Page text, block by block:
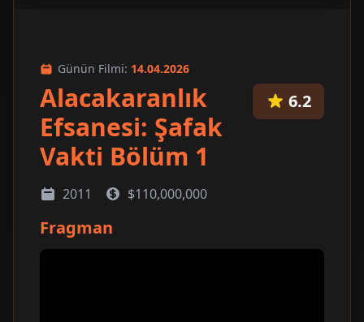
Günün Filmi: 14.04.2026
Alacakaranlık
Efsanesi: Şafak
Vakti Bölüm 1
6.2
2011 $110,000,000
Fragman